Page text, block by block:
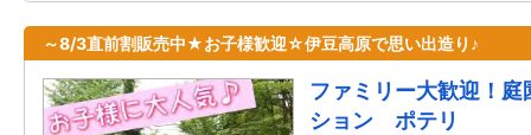
～8/3直前割販売中★お子様歓迎☆伊豆高原で思い出造り♪
ファミリー大歓迎！
ション ポテリ